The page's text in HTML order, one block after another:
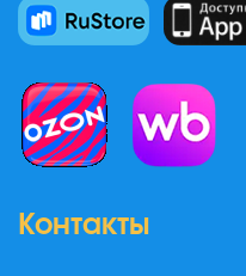
Контакты